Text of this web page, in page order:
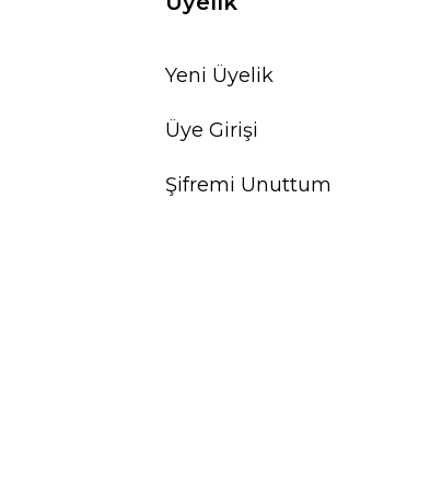
Yeni Üyelik
Üye Girişi
Şifremi Unuttum